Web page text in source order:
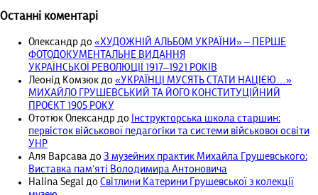
Останні коментарі
Олександр до «ХУДОЖНІЙ АЛЬБОМ УКРАЇНИ» – ПЕРШЕ
ФОТОДОКУМЕНТАЛЬНЕ ВИДАННЯ
УКРАЇНСЬКОЇ РЕВОЛЮЦІЇ 1917‒1921 РОКІВ
Леонід Комзюк до «УКРАЇНЦІ МУСЯТЬ СТАТИ НАЦІЄЮ…»
МИХАЙЛО ГРУШЕВСЬКИЙ ТА ЙОГО КОНСТИТУЦІЙНИЙ
ПРОЄКТ 1905 РОКУ
Ототюк Олександр до Інструкторська школа старшин:
первісток військової педагогіки та системи військової освіти
УНР
Аля Варсава до З музейних практик Михайла Грушевського:
Виставка пам’яті Володимира Антоновича
Halina Segal
до Світлини Катерини Грушевської з колекції